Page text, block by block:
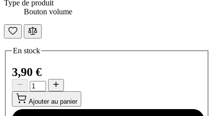
Type de produit
Bouton volume
En stock
3,90 €
Ajouter au panier